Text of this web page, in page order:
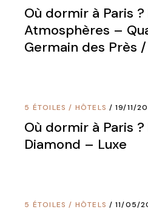
Où dormir à Paris
Atmosphères –
Germain des Près
5 ÉTOILES / HÔTELS 19/11/
Où dormir à Paris
Diamond – Luxe
5 ÉTOILES / HÔTELS 11/05/